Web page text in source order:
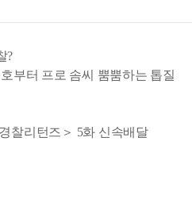
?
부터 프로 솜씨 뿜뿜하는 톱질
찰리턴즈＞ 5화 신속배달